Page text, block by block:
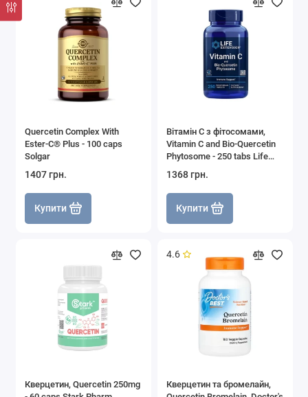
Quercetin Complex With
Ester-C® Plus - 100 caps
Solgar
1407 грн.
Купити
Вітамін С з фітосомами,
Vitamin C and Bio-Quercetin
Phytosome - 250 tabs Life
1368 грн.
Купити
Кверцетин, Quercetin 250mg
4.6
Кверцетин та бромелайн,